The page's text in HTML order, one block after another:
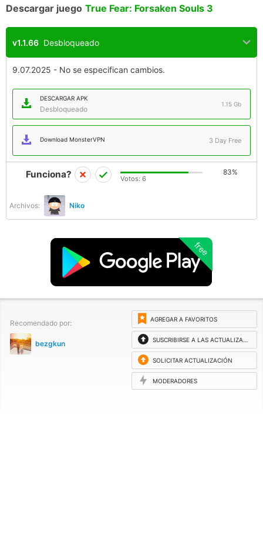
Descargar juego True Fear: Forsaken Souls 3
v1.1.66 Desbloqueado
9.07.2025 - No se especifican cambios.
DESCARGAR APK
Desbloqueado
1.15 Gb
Download MonsterVPN 3 Day Free
Archivos: Niko
Funciona? 83%
Votos: 6
free
Recomendado por:
bezgkun
AGREGAR A FAVORITOS
SUSCRIBIRSE A LAS ACTUALIZACIONES
SOLICITAR ACTUALIZACIÓN
MODERADORES